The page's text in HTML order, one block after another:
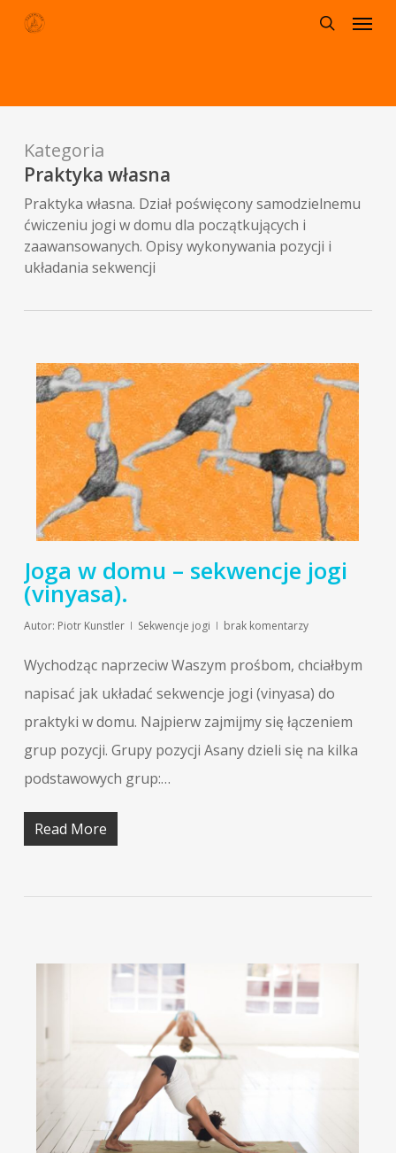
Skip
Menu
Kategoria
Praktyka własna
Praktyka własna. Dział poświęcony samodzielnemu
ćwiczeniu jogi w domu dla początkujących i
zaawansowanych. Opisy wykonywania pozycji i
układania sekwencji
Joga w domu – sekwencje jogi
(vinyasa).
Autor: Piotr Kunstler Sekwencje jogi brak komentarzy
Wychodząc naprzeciw Waszym prośbom, chciałbym
napisać jak układać sekwencje jogi (vinyasa) do
praktyki w domu. Najpierw zajmijmy się łączeniem
grup pozycji. Grupy pozycji Asany dzieli się na kilka
podstawowych grup:…
Read More